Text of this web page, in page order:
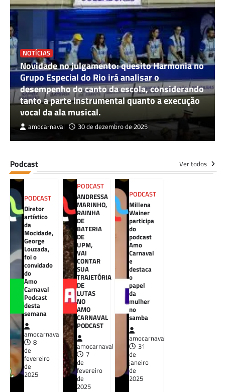
NOTÍCIAS
Novidade no julgamento: quesito Harmonia no
Grupo Especial do Rio irá analisar o
desempenho do canto da escola, considerando
tanto a parte instrumental quanto a execução
vocal da ala musical.
amocarnaval 30 de dezembro de 2025
Podcast Ver todos
PODCAST
Diretor
artístico
da
Mocidade,
George
Louzada,
foi o
convidado
do
Amo
Carnaval
Podcast
desta
semana
amocarnaval
8
de
fevereiro
de
2025
PODCAST
ANDRESSA
MARINHO,
RAINHA
DE
BATERIA
DE
UPM,
VAI
CONTAR
SUA
TRAJETÓRIA
DE
LUTAS
NO
AMO
CARNAVAL
PODCAST
amocarnaval
7
de
fevereiro
de
2025
PODCAST
Millena
Wainer
participa
do
podcast
Amo
Carnaval
e
destaca
o
papel
da
mulher
no
samba
amocarnaval
31
de
janeiro
de
2025